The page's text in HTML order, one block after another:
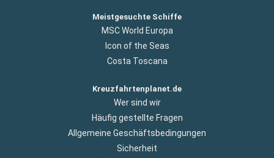
Meistgesuchte Schiffe
MSC World Europa
Icon of the Seas
Costa Toscana
Kreuzfahrtenplanet.de
Wer sind wir
Häufig gestellte Fragen
Allgemeine Geschäftsbedingungen
Sicherheit